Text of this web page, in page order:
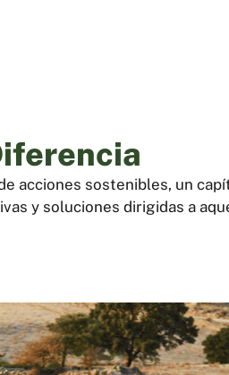
acciones sostenibles, un
y soluciones dirigidas a